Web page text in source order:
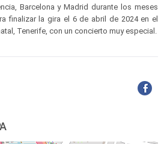
Barcelona y Madrid durante los meses
finalizar la gira el 6 de abril de 2024 en el
Tenerife, con un concierto muy especial.